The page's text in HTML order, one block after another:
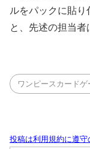
ルをパックに貼
と、先述の担当者
ワンピースカードゲ